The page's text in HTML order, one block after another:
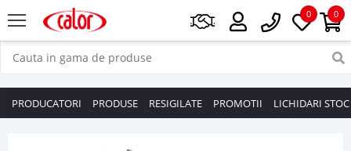
0
0
PRODUCATORI PRODUSE RESIGILATE PROMOTII LICHIDARI STOC